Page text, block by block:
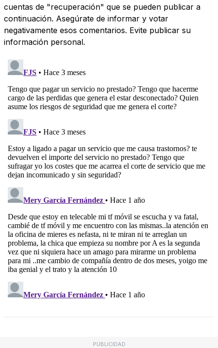
cuentas de "recuperación" que se pueden publicar a
continuación. Asegúrate de informar y votar
negativamente esos comentarios. Evite publicar su
información personal.
PUBLICIDAD